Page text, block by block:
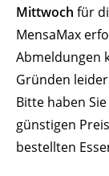
Mittwoch für
MensaMax
Abmeldungen
Gründen
Bitte haben
günstigen
bestellten